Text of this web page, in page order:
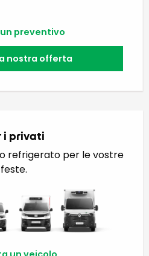
preventivo
nostra offerta
i privati
refrigerato per le vostre
feste.